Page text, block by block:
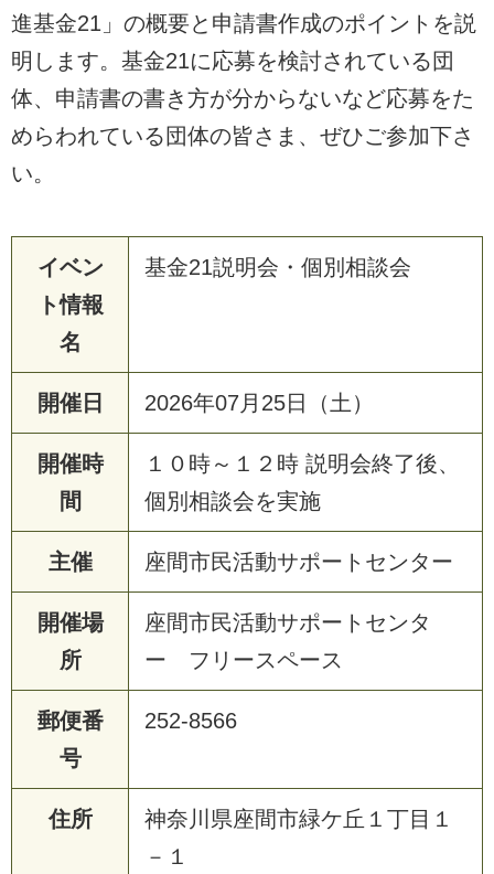
進基金21」の概要と申請書作成のポイントを説
明します。基金21に応募を検討されている団
体、申請書の書き方が分からないなど応募をた
めらわれている団体の皆さま、ぜひご参加下さ
い。
イベン
ト情報
名
基金21説明会・個別相談会
開催日 2026年07月25日（土）
開催時
間
１０時～１２時 説明会終了後、
個別相談会を実施
主催 座間市民活動サポートセンター
開催場
所
座間市民活動サポートセンタ
ー フリースペース
郵便番
号
252-8566
住所
神奈川県座間市緑ケ丘１丁目１
－１